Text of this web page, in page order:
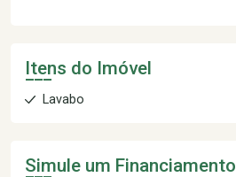
Itens do Imóvel
Lavabo
Simule um Financiamento